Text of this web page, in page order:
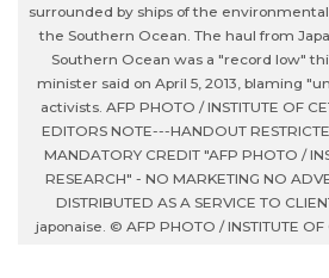
surrounded by ships of the
the Southern Ocean. The haul from
Southern Ocean was a "record low"
minister said on April 5, 2013, blaming
activists. AFP PHOTO / INSTITUTE OF
EDITORS NOTE---HANDOUT
MANDATORY CREDIT "AFP PHOTO /
RESEARCH" - NO MARKETING NO
DISTRIBUTED AS A SERVICE TO
japonaise. © AFP PHOTO / INSTITUTE OF